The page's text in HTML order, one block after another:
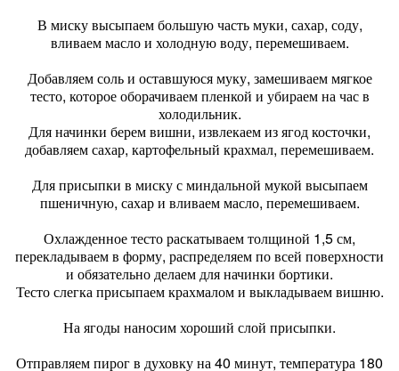
В миску высыпаем большую часть муки, сахар, соду,
вливаем масло и холодную воду, перемешиваем.
Добавляем соль и оставшуюся муку, замешиваем мягкое
тесто, которое оборачиваем пленкой и убираем на час в
холодильник.
Для начинки берем вишни, извлекаем из ягод косточки,
добавляем сахар, картофельный крахмал, перемешиваем.
Для присыпки в миску с миндальной мукой высыпаем
пшеничную, сахар и вливаем масло, перемешиваем.
Охлажденное тесто раскатываем толщиной 1,5 см,
перекладываем в форму, распределяем по всей поверхности
и обязательно делаем для начинки бортики.
Тесто слегка присыпаем крахмалом и выкладываем вишню.
На ягоды наносим хороший слой присыпки.
Отправляем пирог в духовку на 40 минут, температура 180